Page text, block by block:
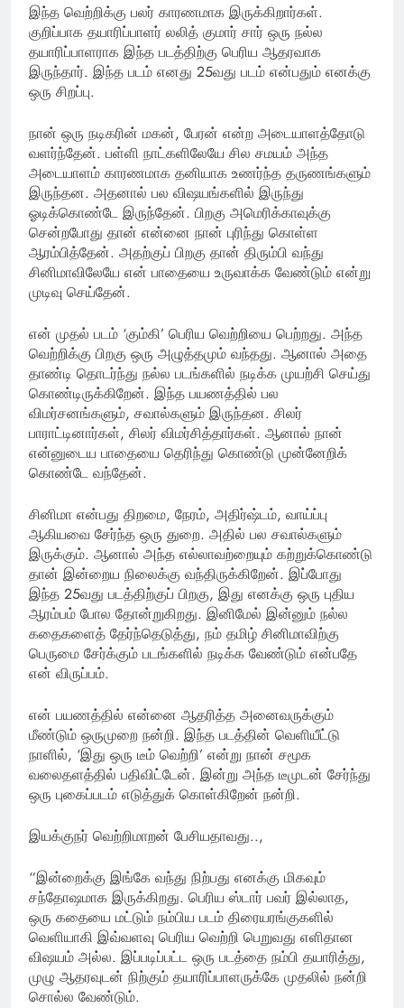
இந்த வெற்றிக்கு பலர் காரணமாக இருக்கிறார்கள்.
குறிப்பாக தயாரிப்பாளர் லலித் குமார் சார் ஒரு நல்ல
தயாரிப்பாளராக இந்த படத்திற்கு பெரிய ஆதரவாக
இருந்தார். இந்த படம் எனது 25வது படம் என்பதும் எனக்கு
ஒரு சிறப்பு.
நான் ஒரு நடிகரின் மகன், பேரன் என்ற அடையாளத்தோடு
வளர்ந்தேன். பள்ளி நாட்களிலேயே சில சமயம் அந்த
அடையாளம் காரணமாக தனியாக உணர்ந்த தருணங்களும்
இருந்தன. அதனால் பல விஷயங்களில் இருந்து
ஓடிக்கொண்டே இருந்தேன். பிறகு அமெரிக்காவுக்கு
சென்றபோது தான் என்னை நான் புரிந்து கொள்ள
ஆரம்பித்தேன். அதற்குப் பிறகு தான் திரும்பி வந்து
சினிமாவிலேயே என் பாதையை உருவாக்க வேண்டும் என்று
முடிவு செய்தேன்.
என் முதல் படம் ‘கும்கி’ பெரிய வெற்றியை பெற்றது. அந்த
வெற்றிக்கு பிறகு ஒரு அழுத்தமும் வந்தது. ஆனால் அதை
தாண்டி தொடர்ந்து நல்ல படங்களில் நடிக்க முயற்சி செய்து
கொண்டிருக்கிறேன். இந்த பயணத்தில் பல
விமர்சனங்களும், சவால்களும் இருந்தன. சிலர்
பாராட்டினார்கள், சிலர் விமர்சித்தார்கள். ஆனால் நான்
என்னுடைய பாதையை தெரிந்து கொண்டு முன்னேறிக்
கொண்டே வந்தேன்.
சினிமா என்பது திறமை, நேரம், அதிர்ஷ்டம், வாய்ப்பு
ஆகியவை சேர்ந்த ஒரு துறை. அதில் பல சவால்களும்
இருக்கும். ஆனால் அந்த எல்லாவற்றையும் கற்றுக்கொண்டு
தான் இன்றைய நிலைக்கு வந்திருக்கிறேன். இப்போது
இந்த 25வது படத்திற்குப் பிறகு, இது எனக்கு ஒரு புதிய
ஆரம்பம் போல தோன்றுகிறது. இனிமேல் இன்னும் நல்ல
கதைகளைத் தேர்ந்தெடுத்து, நம் தமிழ் சினிமாவிற்கு
பெருமை சேர்க்கும் படங்களில் நடிக்க வேண்டும் என்பதே
என் விருப்பம்.
என் பயணத்தில் என்னை ஆதரித்த அனைவருக்கும்
மீண்டும் ஒருமுறை நன்றி. இந்த படத்தின் வெளியீட்டு
நாளில், ‘இது ஒரு டீம் வெற்றி’ என்று நான் சமூக
வலைதளத்தில் பதிவிட்டேன். இன்று அந்த டீமுடன் சேர்ந்து
ஒரு புகைப்படம் எடுத்துக் கொள்கிறேன் நன்றி.
இயக்குநர் வெற்றிமாறன் பேசியதாவது..,
“இன்றைக்கு இங்கே வந்து நிற்பது எனக்கு மிகவும்
சந்தோஷமாக இருக்கிறது. பெரிய ஸ்டார் பவர் இல்லாத,
ஒரு கதையை மட்டும் நம்பிய படம் திரையரங்குகளில்
வெளியாகி இவ்வளவு பெரிய வெற்றி பெறுவது எளிதான
விஷயம் அல்ல. இப்படிப்பட்ட ஒரு படத்தை நம்பி தயாரித்து,
முழு ஆதரவுடன் நிற்கும் தயாரிப்பாளருக்கே முதலில் நன்றி
சொல்ல வேண்டும்.